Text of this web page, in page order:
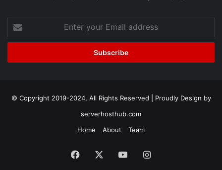
your
Email
© Copyright 2019-2024, All Rights Reserved | Proudly Design by
serverhosthub.com
Home
About Team
Facebook YouTubeInstagram